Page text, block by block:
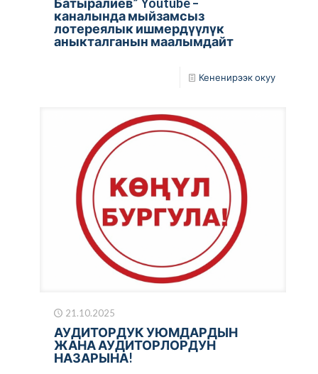
каналында мыйзамсыз
лотереялык ишмердүүлүк
аныкталганын маалымдайт
Кененирээк окуу
21.10.2025
АУДИТОРДУК УЮМДАРДЫН
ЖАНА АУДИТОРЛОРДУН
НАЗАРЫНА!